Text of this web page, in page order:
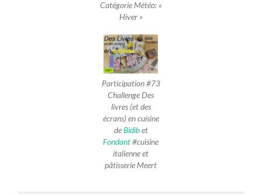
Catégorie Météo: «
Hiver »
Participation #73
Challenge Des
livres (et des
écrans) en cuisine
deBidibet
Fondant#cuisine
italienne et
pâtisserie Meert